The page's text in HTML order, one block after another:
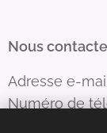
Nous
Adresse e-
Numéro de